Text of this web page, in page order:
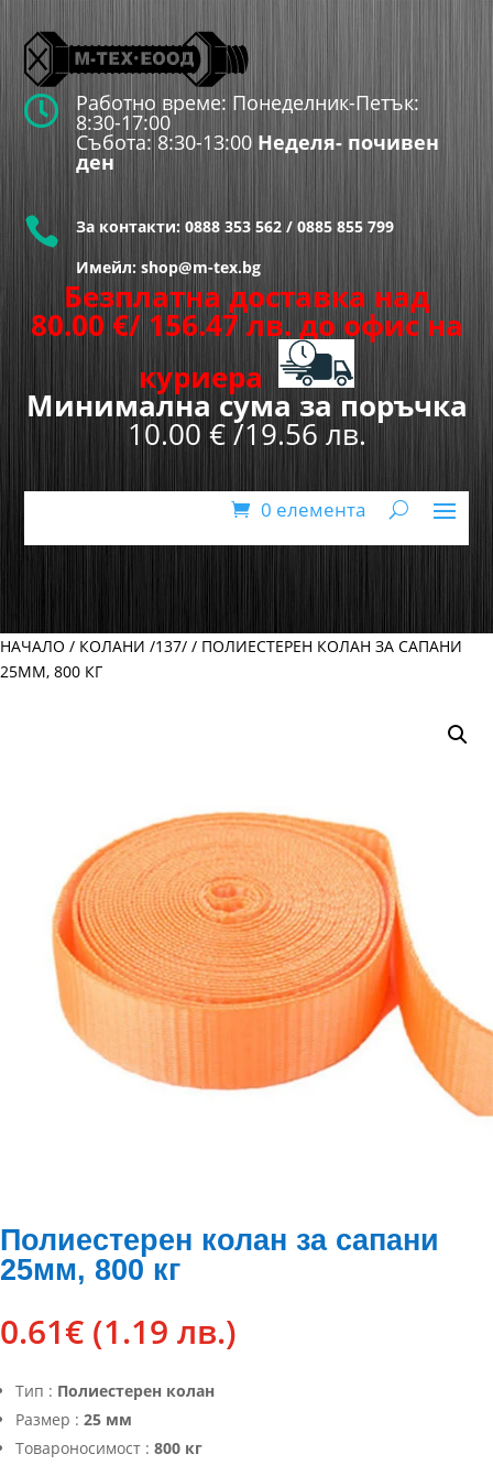
 Работно време: Понеделник-Петък:
8:30-17:00
Събота: 8:30-13:00 Неделя- почивен
ден
 За контакти: 0888 353 562 / 0885 855 799
Имейл: shop@m-tex.bg
Безплатна доставка над
80.00 €/ 156.47 лв. до офис на
куриера
Минимална сума за поръчка
10.00 € /19.56 лв.
0 елемента
НАЧАЛО / КОЛАНИ /137/ / ПОЛИЕСТЕРЕН КОЛАН ЗА САПАНИ
25ММ, 800 КГ
Полиестерен колан за сапани
25мм, 800 кг
0.61€ (1.19 лв.)
Тип : Полиестерен колан
Размер : 25 мм
Товароносимост : 800 кг